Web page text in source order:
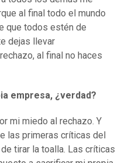
al final todo el mundo
que todos estén de
dejas llevar
al final no haces
empresa, ¿verdad?
mi miedo al rechazo. Y
las primeras críticas del
tirar la toalla. Las críticas